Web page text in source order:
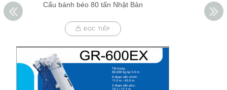
Cẩu bánh béo 80 tấn Nhật Bản
ĐỌC TIẾP